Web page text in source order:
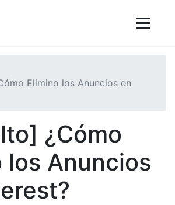
Elimino los Anuncios en
¿Cómo
los Anuncios